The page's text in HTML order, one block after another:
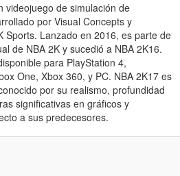
videojuego de simulación de
por Visual Concepts y
Sports. Lanzado en 2016, es parte de
de NBA 2K y sucedió a NBA 2K16.
para PlayStation 4,
One, Xbox 360, y PC. NBA 2K17 es
por su realismo, profundidad
significativas en gráficos y
a sus predecesores.